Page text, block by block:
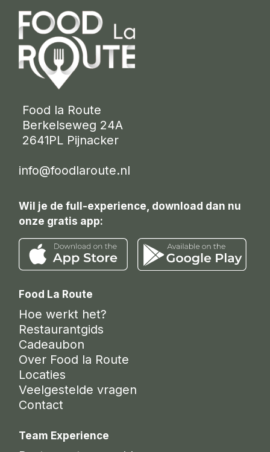
Food la Route
Berkelseweg 24A
2641PL Pijnacker
info@foodlaroute.nl
Wil je de full-experience, download dan nu
onze gratis app:
Food La Route
Hoe werkt het?
Restaurantgids
Cadeaubon
Over Food la Route
Locaties
Veelgestelde vragen
Contact
Team Experience